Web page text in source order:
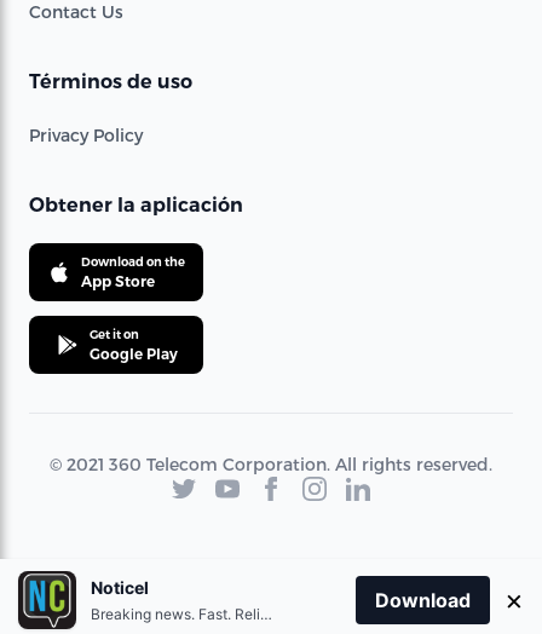
Contact Us
Términos de uso
Privacy Policy
Obtener la aplicación
Download on the
App Store
Get it on
Google Play
© 2021 360 Telecom Corporation. All rights reserved.
Noticel
Breaking news. Fast. Reliable.
Download ×